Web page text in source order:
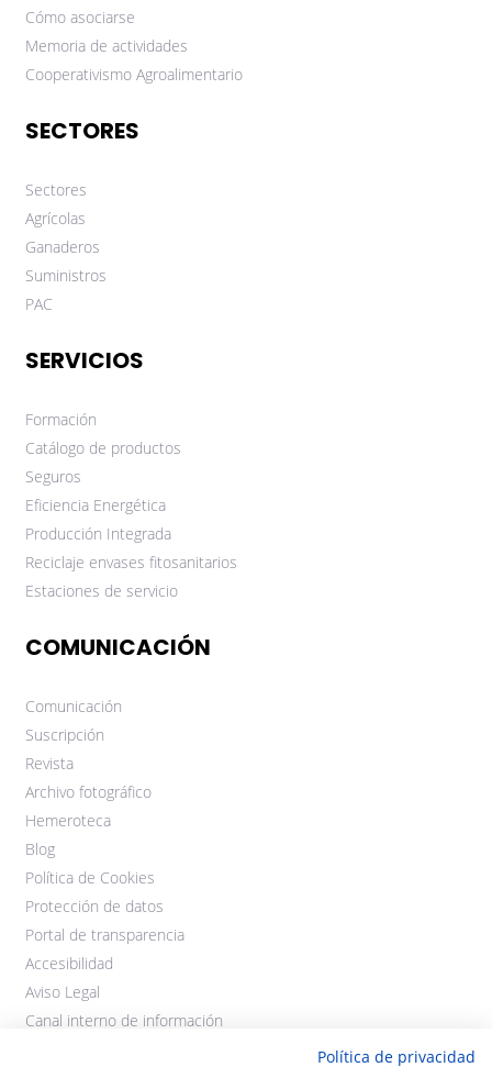
Cómo asociarse
Memoria de actividades
Cooperativismo Agroalimentario
SECTORES
Sectores
Agrícolas
Ganaderos
Suministros
PAC
SERVICIOS
Formación
Catálogo de productos
Seguros
Eficiencia Energética
Producción Integrada
Reciclaje envases fitosanitarios
Estaciones de servicio
COMUNICACIÓN
Comunicación
Suscripción
Revista
Archivo fotográfico
Hemeroteca
Blog
Política de Cookies
Protección de datos
Portal de transparencia
Accesibilidad
Aviso Legal
Canal interno de información
Política de privacidad